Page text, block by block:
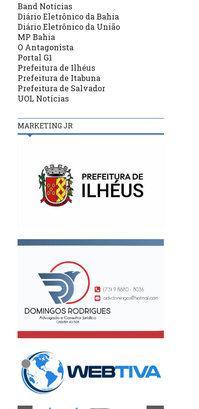
Band Notícias
Diário Eletrônico da Bahia
Diário Eletrônico da União
MP Bahia
O Antagonista
Portal G1
Prefeitura de Ilhéus
Prefeitura de Itabuna
Prefeitura de Salvador
UOL Notícias
MARKETING JR